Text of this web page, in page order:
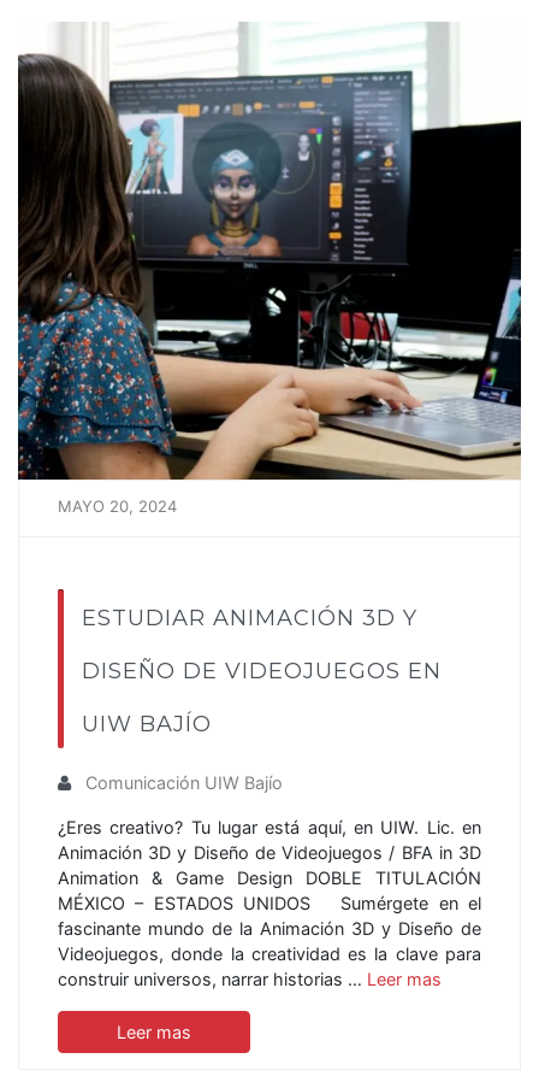
MAYO 20, 2024
ESTUDIAR ANIMACIÓN 3D Y
DISEÑO DE VIDEOJUEGOS EN
UIW BAJÍO
Comunicación UIW Bajío
¿Eres creativo? Tu lugar está aquí, en UIW. Lic. en
Animación 3D y Diseño de Videojuegos / BFA in 3D
Animation & Game Design DOBLE TITULACIÓN
MÉXICO – ESTADOS UNIDOS Sumérgete en el
fascinante mundo de la Animación 3D y Diseño de
Videojuegos, donde la creatividad es la clave para
construir universos, narrar historias … Leer mas
Leer mas